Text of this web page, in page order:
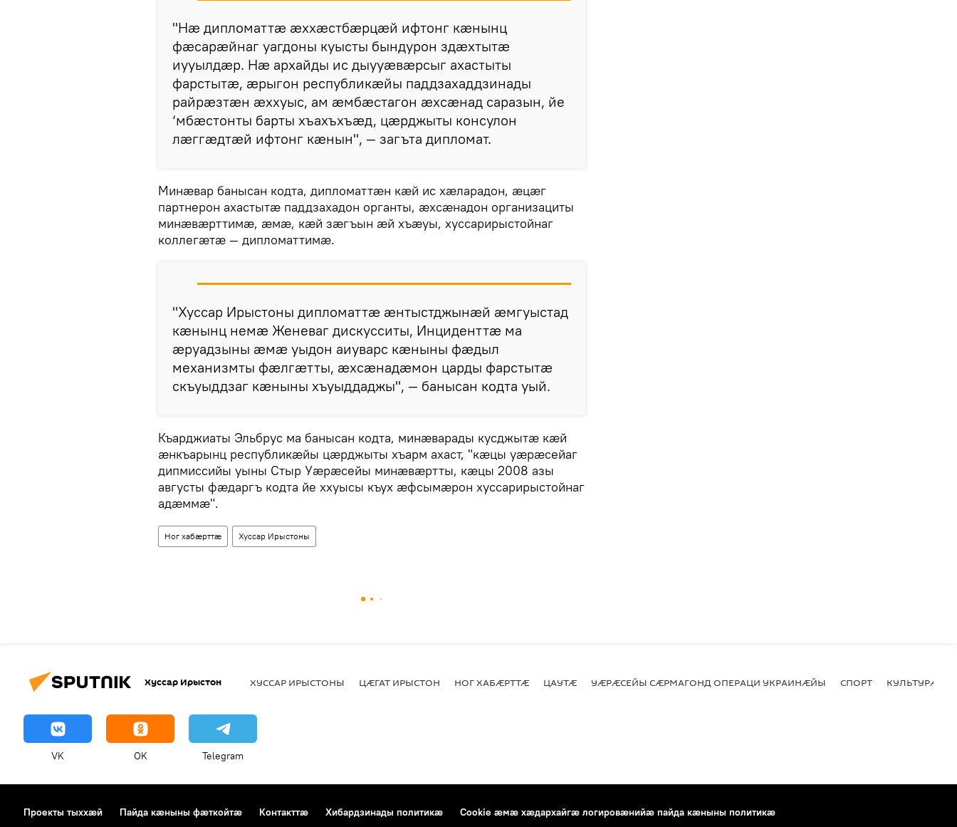
"Нæ дипломаттæ æххæстбæрцæй ифтонг кæнынц
фæсарæйнаг уагдоны куысты бындурон здæхтытæ
иууылдæр. Нæ архайды ис дыууæвæрсыг ахастыты
фарстытæ, æрыгон республикæйы паддзахаддзинады
райрæзтæн æххуыс, ам æмбæстагон æхсæнад саразын, йе
‘мбæстонты барты хъахъхъæд, цæрджыты консулон
лæггæдтæй ифтонг кæнын", — загъта дипломат.
Минæвар банысан кодта, дипломаттæн кæй ис хæларадон, æцæг
партнерон ахастытæ паддзахадон органты, æхсæнадон организациты
минæвæрттимæ, æмæ, кæй зæгъын æй хъæуы, хуссарирыстойнаг
коллегæтæ — дипломаттимæ.
"Хуссар Ирыстоны дипломаттæ æнтыстджынæй æмгуыстад
кæнынц немæ Женеваг дискусситы, Инциденттæ ма
æруадзыны æмæ уыдон аиуварс кæныны фæдыл
механизмты фæлгæтты, æхсæнадæмон царды фарстытæ
скъуыддзаг кæныны хъуыддаджы", — банысан кодта уый.
Къарджиаты Эльбрус ма банысан кодта, минæварады кусджытæ кæй
æнкъарынц республикæйы цæрджыты хъарм ахаст, "кæцы уæрæсейаг
дипмиссийы уыны Стыр Уæрæсейы минæвæртты, кæцы 2008 азы
августы фæдаргъ кодта йе ххуысы къух æфсымæрон хуссарирыстойнаг
адæммæ".
Ног хабӕрттӕ Хуссар Ирыстоны
Хуссар Ирыстон ХУССАР ИРЫСТОНЫ ЦӔГАТ ИРЫСТОН НОГ ХАБӔРТТӔ ЦАУТӔ УӔРӔСЕЙЫ СӔРМАГОНД ОПЕРАЦИ УКРАИНӔЙЫ СПОРТ КУЛЬТУРӔ
VK OK Telegram
Проекты тыххӕй Пайда кӕныны фӕткойтӕ Контакттӕ Хибардзинады политикæ Cookie æмæ хæдархайгæ логировæнийæ пайда кæныны политикæ